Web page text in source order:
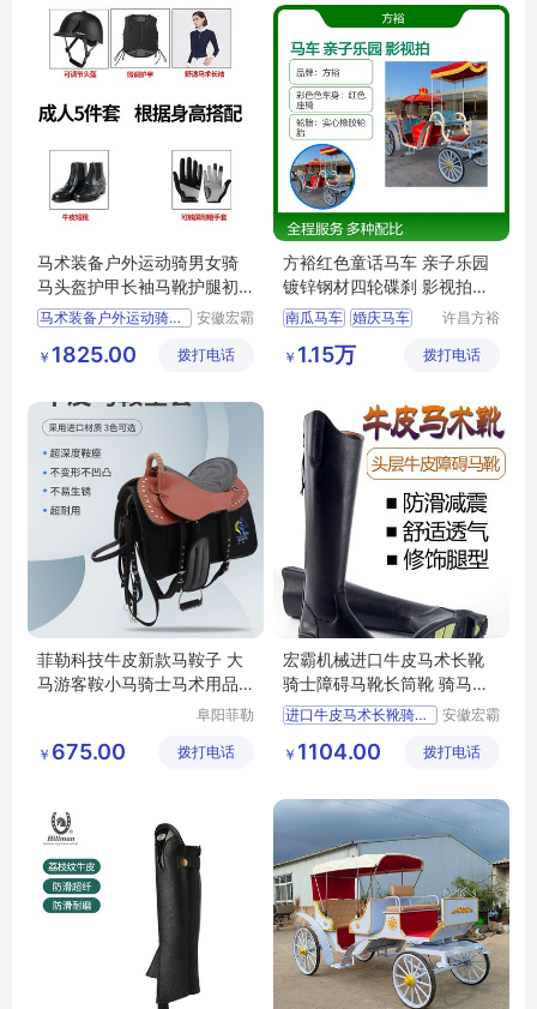
马术装备户外运动骑男女骑
马头盔护甲长袖马靴护腿初
学者套装
马术装备户外运动骑男女骑
安徽宏霸
有限公司
￥ 1825.00 拨打电话
方裕红色童话马车 亲子乐园
镀锌钢材四轮碟刹 影视拍摄
道具
南瓜马车 婚庆马车
许昌方裕
限公司
￥ 1.15万 拨打电话
菲勒科技牛皮新款马鞍子 大
马游客鞍小马骑士马术用品
阜阳菲勒
公司
￥ 675.00 拨打电话
宏霸机械进口牛皮马术长靴
骑士障碍马靴长筒靴 骑马装
备不锈钢材质
进口牛皮马术长靴骑马靴
安徽宏霸
有限公司
￥ 1104.00 拨打电话